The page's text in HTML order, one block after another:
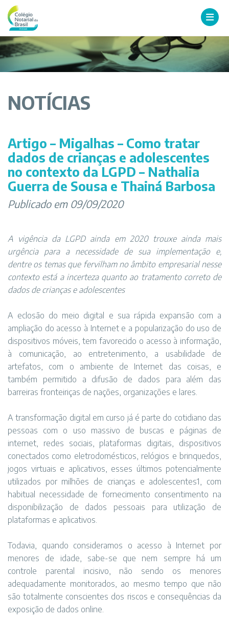
NOTÍCIAS
Artigo – Migalhas – Como tratar
dados de crianças e adolescentes
no contexto da LGPD – Nathalia
Guerra de Sousa e Thainá Barbosa
Publicado em 09/09/2020
A vigência da LGPD ainda em 2020 trouxe ainda mais
urgência para a necessidade de sua implementação e,
dentre os temas que fervilham no âmbito empresarial nesse
contexto está a incerteza quanto ao tratamento correto de
dados de crianças e adolescentes
A eclosão do meio digital e sua rápida expansão com a
ampliação do acesso à Internet e a popularização do uso de
dispositivos móveis, tem favorecido o acesso à informação,
à comunicação, ao entretenimento, a usabilidade de
artefatos, com o ambiente de Internet das coisas, e
também permitido a difusão de dados para além das
barreiras fronteiriças de nações, organizações e lares.
A transformação digital em curso já é parte do cotidiano das
pessoas com o uso massivo de buscas e páginas de
internet, redes sociais, plataformas digitais, dispositivos
conectados como eletrodomésticos, relógios e brinquedos,
jogos virtuais e aplicativos, esses últimos potencialmente
utilizados por milhões de crianças e adolescentes1, com
habitual necessidade de fornecimento consentimento na
disponibilização de dados pessoais para utilização de
plataformas e aplicativos.
Todavia, quando consideramos o acesso à Internet por
menores de idade, sabe-se que nem sempre há um
controle parental incisivo, não sendo os menores
adequadamente monitorados, ao mesmo tempo que não
são totalmente conscientes dos riscos e consequências da
exposição de dados online.